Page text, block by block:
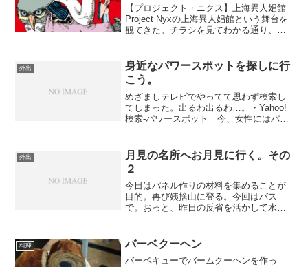
【プロジェクト・ニクス】上海異人娼館
Project Nyxの上海異人娼館という舞台を
観てきた。チラシを見てわかる通り、あ
ぞと戒め半分、スルーするつもりだった
んだけど、友...
外出
身近なパワースポットを探しに行
こう。
めざましテレビでやってて思わず検索し
てしまった。出るわ出るわ…。・Yahoo!
検索-パワースポット 今、女性にはパワ
たちには良い傾向だけど、それがよりに
よってパワースポ...
外出
月見の名所へお月見に行く。その
２
今日はパネル作りの材料を集めることが
目的。再び姨捨山に登る。今回はバス
で。おっと、昨日の反省を活かして水分
でお茶会やってんのよね。それは知って
た。おばちゃん達ずるいよ。...
料理 バーベクーヘン
バーベキューでバームクーヘンを作っ